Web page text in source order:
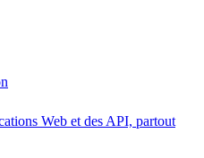
Web et des API, partout